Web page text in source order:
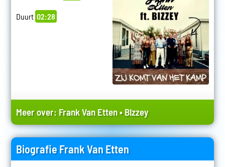
Duurt 02:28
Meer over: Frank Van Etten•Bizzey
Biografie Frank Van Etten